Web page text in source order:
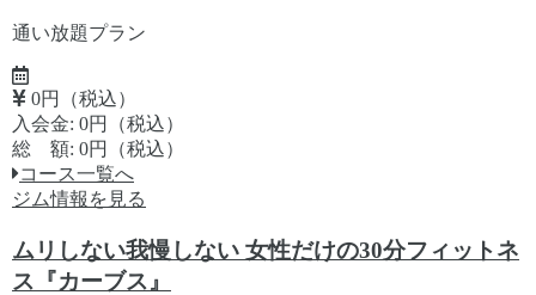
通い放題プラン
0円（税込）
入会金: 0円（税込）
総 額: 0円（税込）
コース一覧へ
ジム情報を見る
ムリしない我慢しない 女性だけの30分フィットネ
ス『カーブス』